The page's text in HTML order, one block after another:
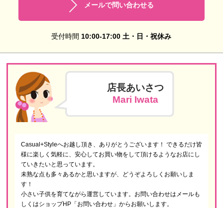
メールで問い合わせる
受付時間 10:00-17:00 土・日・祝休み
店長あいさつ
Mari Iwata
Casual+Styleへお越し頂き、ありがとうございます！ できるだけ皆
様に楽しく気軽に、安心してお買い物をして頂けるようなお店にし
ていきたいと思っています。
未熟な点も多々あるかと思いますが、どうぞよろしくお願いしま
す！
小さい子供を育てながら運営しています。お問い合わせはメールも
しくはショップHP「お問い合わせ」からお願いします。